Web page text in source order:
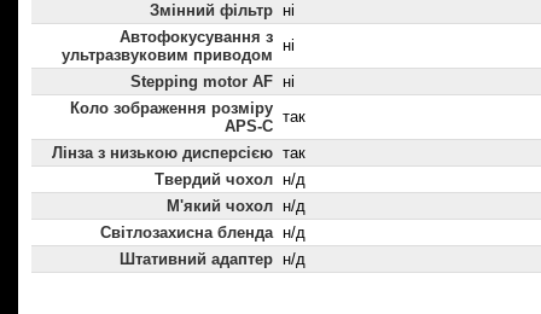
Змінний фільтр ні
Автофокусування з
ультразвуковим приводом
ні
Stepping motor AF ні
Коло зображення розміру
APS-C
так
Лінза з низькою дисперсією так
Твердий чохол н/д
М'який чохол н/д
Світлозахисна бленда н/д
Штативний адаптер н/д